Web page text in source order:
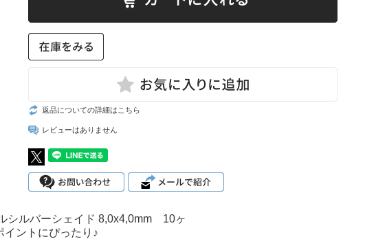
ズ表
返品についての詳細はこちら
レビューはありません
シルバーシェイド 8,0x4,0mm 10ヶ
ントにぴったり♪